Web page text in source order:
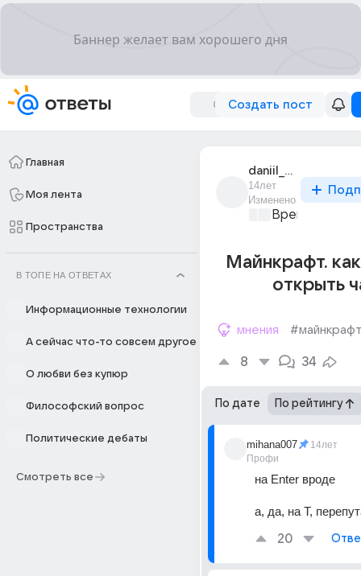
Создать пост
Главная
Моя лента
Пространства
В ТОПЕ НА ОТВЕТАХ
Информационные технологии
А сейчас что-то совсем другое
О любви без купюр
Философский вопрос
Политические дебаты
Смотреть все
daniil_zaritskii
14лет
Изменено
Время игр
Майнкрафт.
открыть
мнения
8 34
По дате По рейтингу
mihana007
Профи
14лет
на Enter вроде
а, да, на T,
20